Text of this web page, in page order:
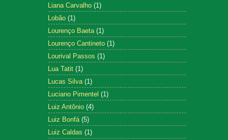
Liana Carvalho (1)
Lobão (1)
Lourenço Baeta (1)
Lourenço Cantineto (1)
Lourival Passos (1)
Lua Tatit (1)
Lucas Silva (1)
Luciano Pimentel (1)
Luiz Antônio (4)
Luiz Bonfá (5)
Luiz Caldas (1)